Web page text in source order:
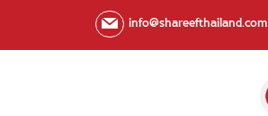
info@shareefthailand.com